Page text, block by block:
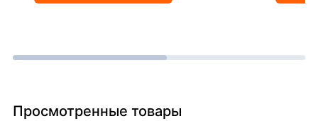
Просмотренные товары